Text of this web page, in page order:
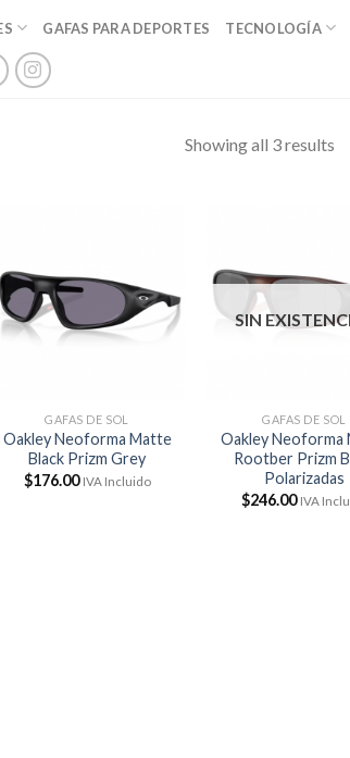
GAFAS PARA DEPORTES TECNOLOGÍA
Showing all 3 results
GAFAS DE SOL
Oakley Neoforma Matte
Black Prizm Grey
$176.00 IVA Incluido
SIN
GAFAS DE SOL
Oakley Neoforma
Rootber Prizm
Polarizadas
$246.00 IVA